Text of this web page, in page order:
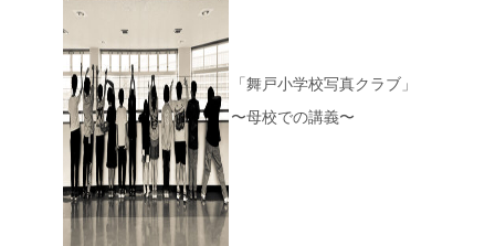
「舞戸小学校写真クラブ」
〜母校での講義〜